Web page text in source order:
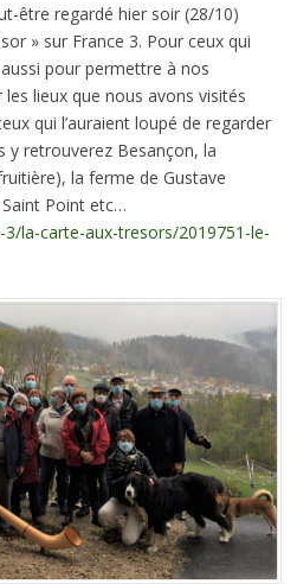
être regardé hier soir (28/10)
» sur France 3. Pour ceux qui
pour permettre à nos
lieux que nous avons visités
qui l’auraient loupé de regarder
y retrouverez Besançon, la
la ferme de Gustave
Point etc…
la-carte-aux-tresors/2019751-le-